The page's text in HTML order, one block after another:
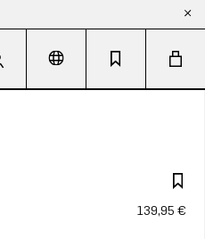
139,95 €